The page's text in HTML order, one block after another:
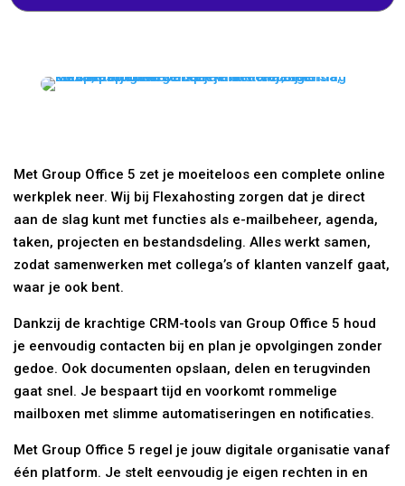
Met Group Office 5 zet je moeiteloos een complete online
werkplek neer. Wij bij Flexahosting zorgen dat je direct
aan de slag kunt met functies als e-mailbeheer, agenda,
taken, projecten en bestandsdeling. Alles werkt samen,
zodat samenwerken met collega’s of klanten vanzelf gaat,
waar je ook bent.
Dankzij de krachtige CRM-tools van Group Office 5 houd
je eenvoudig contacten bij en plan je opvolgingen zonder
gedoe. Ook documenten opslaan, delen en terugvinden
gaat snel. Je bespaart tijd en voorkomt rommelige
mailboxen met slimme automatiseringen en notificaties.
Met Group Office 5 regel je jouw digitale organisatie vanaf
één platform. Je stelt eenvoudig je eigen rechten in en